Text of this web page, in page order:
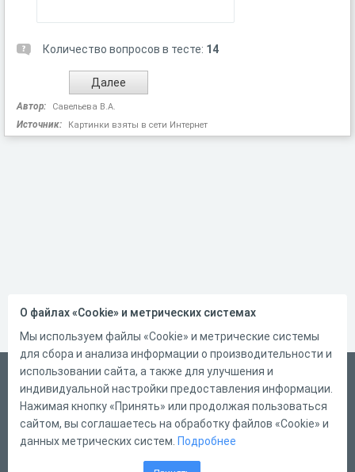
Количество вопросов в тесте: 14
Автор: Савельева В.А.
Источник: Картинки взяты в сети Интернет
Русский
Справка
Форма обратной связи
О файлах «Cookie» и метрических системах
Мы используем файлы «Cookie» и метрические системы
для сбора и анализа информации о производительности и
использовании сайта, а также для улучшения и
индивидуальной настройки предоставления информации.
Нажимая кнопку «Принять» или продолжая пользоваться
сайтом, вы соглашаетесь на обработку файлов «Cookie» и
данных метрических систем. Подробнее